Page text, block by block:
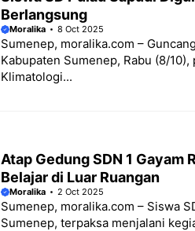
Berlangsung
Moralika 8 Oct 2025
Sumenep, moralika.com –
Kabupaten Sumenep, Rabu (8/
Klimatologi...
Atap Gedung SDN 1 Gayam
Belajar di Luar Ruangan
Moralika 2 Oct 2025
Sumenep, moralika.com – Siswa
Sumenep, terpaksa menjalani